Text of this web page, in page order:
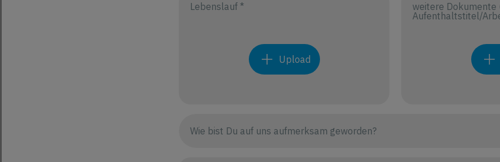
Lebenslauf *
Upload
weitere Dokumente
Aufenthaltstitel/